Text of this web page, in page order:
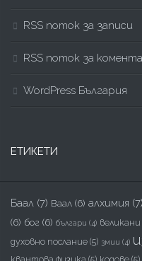
RSS поток за записи
RSS поток за
WordPress България
ЕТИКЕТИ
Баал (7) Ваал (6) алхимия (7)
(6) бог (6) българи (4) великани
духовно послание (5) змии (4)